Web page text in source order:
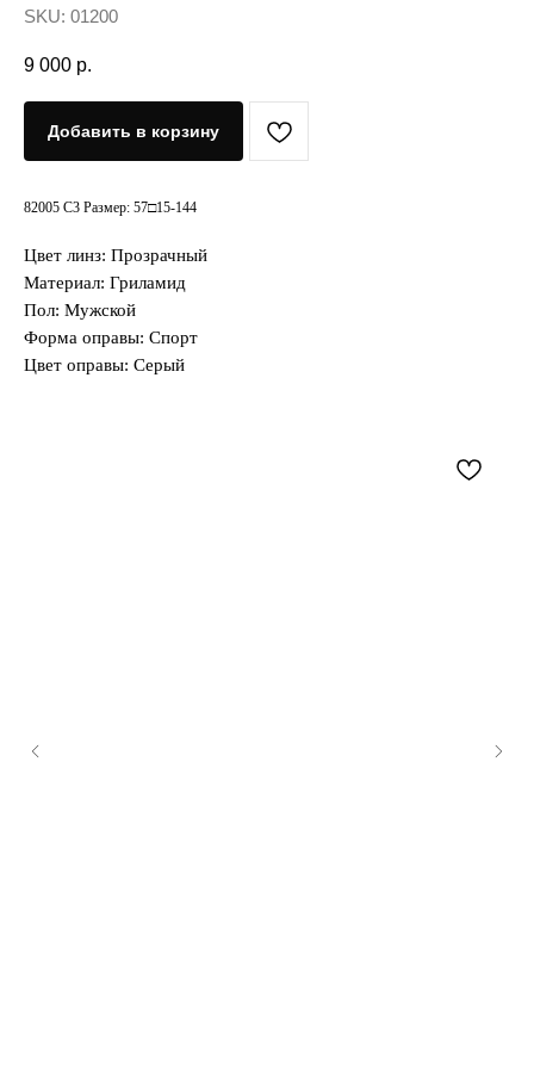
SKU: 01200
9 000 р.
Добавить в корзину
82005 C3 Размер: 57□15-144
Цвет линз: Прозрачный
Материал: Гриламид
Пол: Мужской
Форма оправы: Спорт
Цвет оправы: Серый